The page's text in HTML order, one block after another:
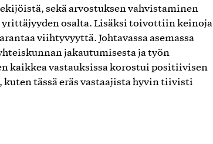
sekä arvostuksen vahvistaminen
yrittäjyyden osalta. Lisäksi toivottiin keinoja
viihtyvyyttä. Johtavassa asemassa
jakautumisesta ja työn
kaikkea vastauksissa korostui positiivisen
kuten tässä eräs vastaajista hyvin tiivisti